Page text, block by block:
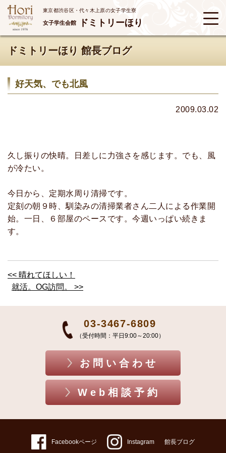
東京都渋谷区・代々木上原の女子学生寮
女子学生会館 ドミトリーほり
ドミトリーほり 館長ブログ
好天気、でも北風
2009.03.02
久し振りの快晴。日差しに力強さを感じます。でも、風
が冷たい。
今日から、定期水周り清掃です。
定刻の朝９時、馴染みの清掃業者さん二人による作業開
始。一日、６部屋のペースです。今週いっぱい続きま
す。
<< 晴れてほしい！
就活。OG訪問。 >>
03-3467-6809
（受付時間：平日9:00～20:00）
お問い合わせ
Web相談予約
Facebookページ Instagram 館長ブログ